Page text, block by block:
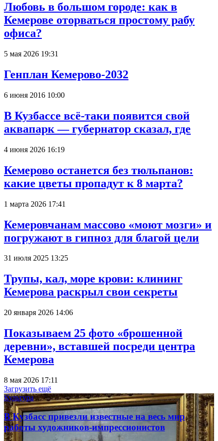
Любовь в большом городе: как в
Кемерове оторваться простому рабу
офиса?
5 мая 2026 19:31
Генплан Кемерово-2032
6 июня 2016 10:00
В Кузбассе всё-таки появится свой
аквапарк — губернатор сказал, где
4 июня 2026 16:19
Кемерово останется без тюльпанов:
какие цветы пропадут к 8 марта?
1 марта 2026 17:41
Кемеровчанам массово «моют мозги» и
погружают в гипноз для благой цели
31 июля 2025 13:25
Трупы, кал, море крови: клининг
Кемерова раскрыл свои секреты
20 января 2026 14:06
Показываем 25 фото «брошенной
деревни», вставшей посреди центра
Кемерова
8 мая 2026 17:11
Загрузить ещё
Культура
В Кузбасс привезли известные на весь мир
работы художников-импрессионистов